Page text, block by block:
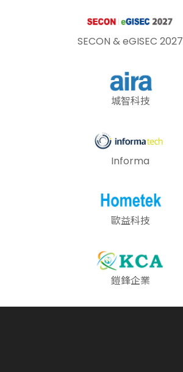
SECON & eGISEC 2027
城智科技
Informa
歐益科技
鎧鋒企業